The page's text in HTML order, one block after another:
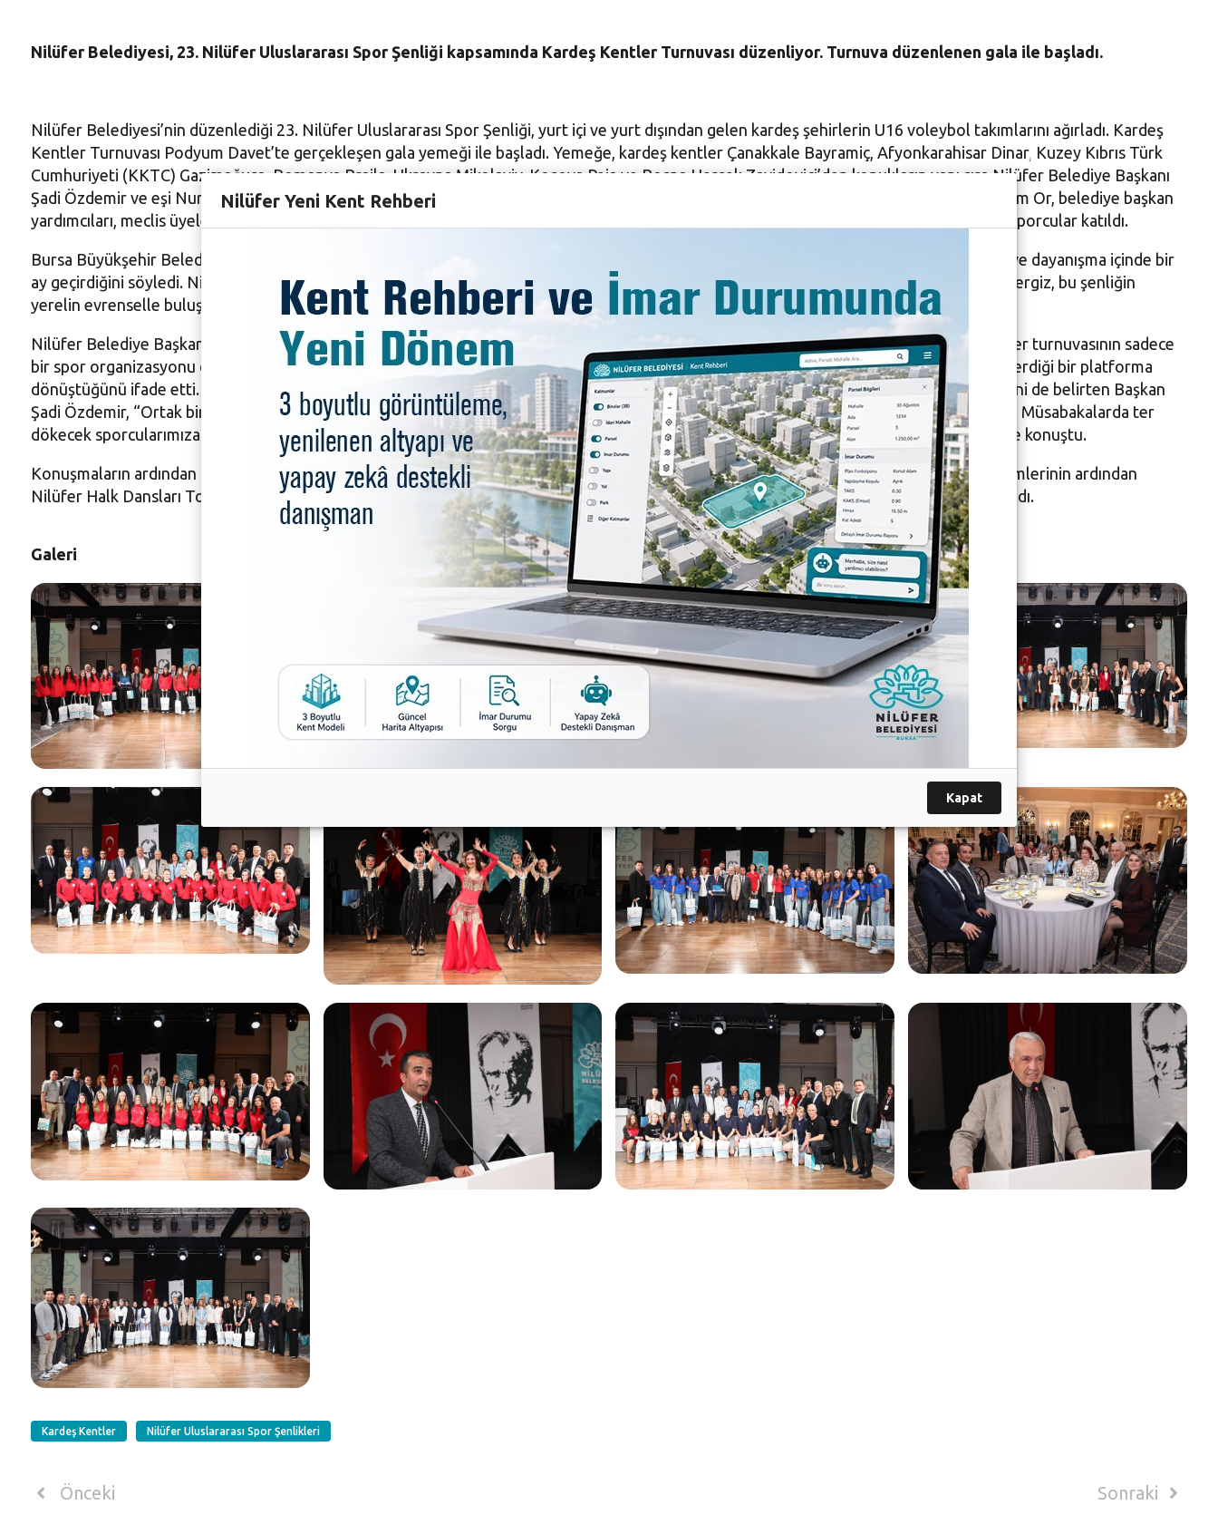
Nilüfer Belediyesi, 23. Nilüfer Uluslararası Spor Şenliği kapsamında Kardeş Kentler Turnuvası düzenliyor. Turnuva düzenlenen gala ile başladı.
Nilüfer Belediyesi’nin düzenlediği 23. Nilüfer Uluslararası Spor Şenliği, yurt içi ve yurt dışından gelen kardeş şehirlerin U16 voleybol takımlarını ağırladı. Kardeş
Kentler Turnuvası Podyum Davet’te gerçekleşen gala yemeği ile başladı. Yemeğe, kardeş kentler Çanakkale Bayramiç, Afyonkarahisar Dinar, Kuzey Kıbrıs Türk
Cumhuriyeti (KKTC) Gazimağusa, Romanya Braila, Ukrayna Mikolayiv, Kosova Peja ve Bosna Hersek Zavidovici’den konukların yanı sıra Nilüfer Belediye Başkanı
Şadi Özdemir ve eşi Nuray Özdemir, Bursa Büyükşehir Belediye Başkan Vekili Sinan Nergiz, Nilüfer Belediyespor Kulübü Başkanı Muharrem Or, belediye başkan
yardımcıları, meclis üyeleri, Nilbel A.Ş. Yönetim Kurulu Başkanı İbrahim Mart, NİLKOOP Başkanı Süleyman Ayyılmaz, takım yöneticileri ve sporcular katıldı.
Bursa Büyükşehir Belediye Başkan Vekili Sinan Nergiz açılış konuşmasında, 23 yıldır yapılan bu uluslararası spor şenliğinde gençlerin spor ve dayanışma içinde bir
ay geçirdiğini söyledi. Nilüfer Belediyesi'nin öncülüğünde Bursa ve dünyanın dört bir yanından gençlerin burada buluştuğunu ifade eden Nergiz, bu şenliğin
yerelin evrenselle buluştuğu, yeni dostlukların oluştuğu bir örnek teşkil ettiğini ifade etti.
Nilüfer Belediye Başkanı Şadi Özdemir ise, genç sporcuları Nilüfer’de ağırlamaktan duyduğu büyük memnuniyeti dile getirdi. Kardeş kentler turnuvasının sadece
bir spor organizasyonu olmanın ötesine geçtiğini vurgulayan Başkan Şadi Özdemir, bu etkinliğin dostlukların ve kültürel etkileşimlerin yeşerdiği bir platforma
dönüştüğünü ifade etti. Bu organizasyonun farklı ülkelerden gelen gençler arasında barış, hoşgörü ve dayanışma duygularını güçlendirdiğini de belirten Başkan
Şadi Özdemir, “Ortak bir geleceğe umutla bakmamızı sağlıyor. Bu nedenle katılan bütün kardeş kentlerimize gönülden teşekkür ediyorum. Müsabakalarda ter
dökecek sporcularımıza başarılar dilerim. Bu akşam hep birlikte Nilüfer'den dünyaya barış, birliktelik ve kardeşlik mesajı gönderiyoruz” diye konuştu.
Konuşmaların ardından Başkan Şadi Özdemir, kardeş kent temsilcilerine günün anısına hediyeler takdim etti. Takım kaptanlarının kura çekimlerinin ardından
Nilüfer Halk Dansları Topluluğu’nun yöresel oyunlarıyla geceye renklendi. Ekipler, yöresel oyunlar sergileyerek, katılımcılardan tam not aldı.
Galeri
Kardeş Kentler Nilüfer Uluslararası Spor Şenlikleri
Önceki Sonraki
Nilüfer Yeni Kent Rehberi
Kapat